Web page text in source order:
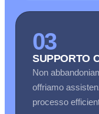
03
SUPPORTO
Non
offriamo
processo